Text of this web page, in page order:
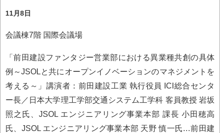
11月8日
会議棟7階 国際会議場
「前田建設ファンタジー営業部における異業種共創の具体
例～JSOLと共にオープンイノベーションのマネジメントを
考える～」講演者：前田建設工業 執行役員 ICI総合センタ
ー長／日本大学理工学部交通システム工学科 客員教授 岩坂
照之氏、JSOL エンジニアリング事業本部 課長 小田穂高
氏、JSOL エンジニアリング事業本部 天野 慎一氏…前田建